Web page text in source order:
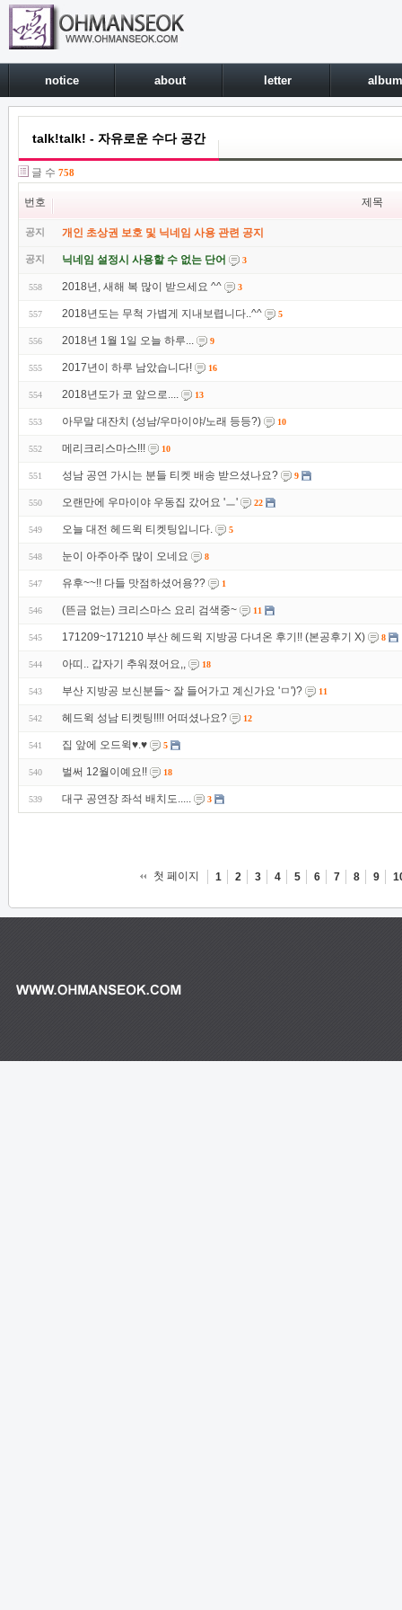
notice about letter album
talk!talk! - 자유로운 수다 공간
글 수 758
번호 제목
공지 개인 초상권 보호 및 닉네임 사용 관련 공지
공지 닉네임 설정시 사용할 수 없는 단어 3
558 2018년, 새해 복 많이 받으세요 ^^ 3
557 2018년도는 무척 가볍게 지내보렵니다..^^ 5
556 2018년 1월 1일 오늘 하루... 9
555 2017년이 하루 남았습니다! 16
554 2018년도가 코 앞으로.... 13
553 아무말 대잔치 (성남/우마이야/노래 등등?) 10
552 메리크리스마스!!! 10
551 성남 공연 가시는 분들 티켓 배송 받으셨나요? 9
550 오랜만에 우마이야 우동집 갔어요 'ㅡ' 22
549 오늘 대전 헤드윅 티켓팅입니다. 5
548 눈이 아주아주 많이 오네요 8
547 유후~~!! 다들 맛점하셨어용?? 1
546 (뜬금 없는) 크리스마스 요리 검색중~ 11
545 171209~171210 부산 헤드윅 지방공 다녀온 후기!! (본공후기 X) 8
544 아띠.. 갑자기 추워졌어요,, 18
543 부산 지방공 보신분들~ 잘 들어가고 계신가요 'ㅁ')? 11
542 헤드윅 성남 티켓팅!!!! 어떠셨나요? 12
541 집 앞에 오드윅♥.♥ 5
540 벌써 12월이예요!! 18
539 대구 공연장 좌석 배치도..... 3
첫 페이지 1 2 3 4 5 6 7 8 9